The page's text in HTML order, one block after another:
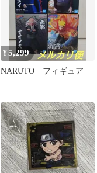
¥5,299
NARUTO フィギュア